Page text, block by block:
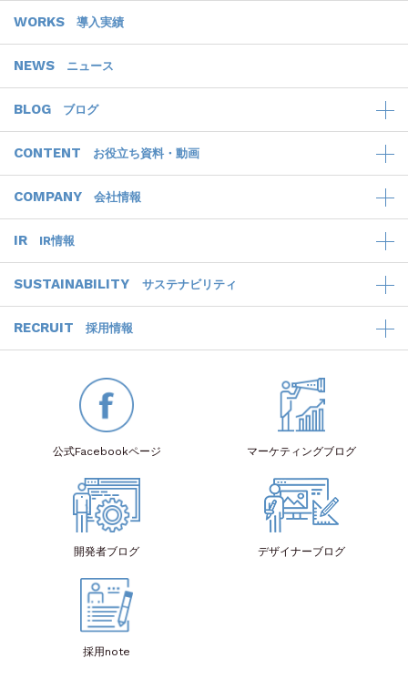
WORKS 導入実績
NEWS ニュース
BLOG ブログ
CONTENT お役立ち資料・動画
COMPANY 会社情報
IR IR情報
SUSTAINABILITY サステナビリティ
RECRUIT 採用情報
公式Facebookページ マーケティングブログ
開発者ブログ デザイナーブログ
採用note